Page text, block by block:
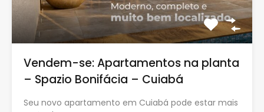
Vendem-se: Apartamentos na planta
– Spazio Bonifácia – Cuiabá
Seu novo apartamento em Cuiabá pode estar mais